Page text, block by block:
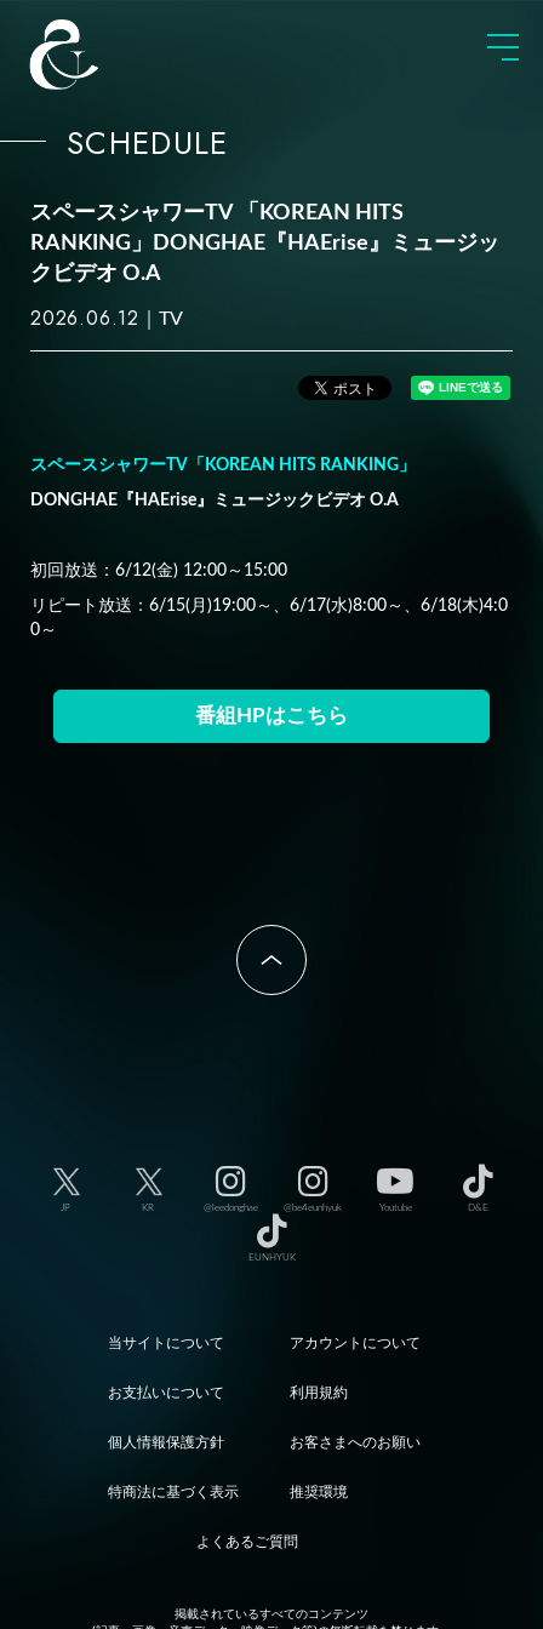
SCHEDULE
スペースシャワーTV 「KOREAN HITS
RANKING」DONGHAE『HAErise』ミュージッ
クビデオ O.A
2026.06.12 TV
スペースシャワーTV「KOREAN HITS RANKING」
DONGHAE『HAErise』ミュージックビデオ O.A
初回放送：6/12(金) 12:00～15:00
リピート放送：6/15(月)19:00～、6/17(水)8:00～、6/18(木)4:0
0～
番組HPはこちら
JP KR @leedonghae @be4eunhyuk Youtube D&E
EUNHYUK
当サイトについて アカウントについて
お支払いについて 利用規約
個人情報保護方針 お客さまへのお願い
特商法に基づく表示 推奨環境
よくあるご質問
掲載されているすべてのコンテンツ